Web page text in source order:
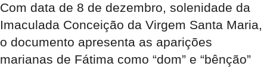
Com data de 8 de dezembro, solenidade da
Imaculada Conceição da Virgem Santa Maria,
o documento apresenta as aparições
marianas de Fátima como “dom” e “bênção”